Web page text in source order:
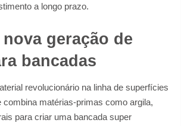
a longo prazo.
geração de
bancadas
revolucionário na linha de superfícies
combina matérias-primas como argila,
para criar uma bancada super